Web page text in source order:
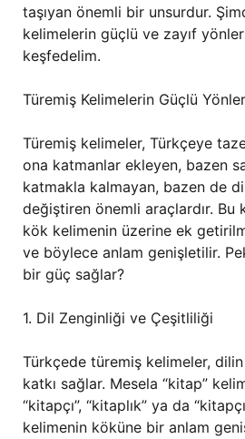
taşıyan önemli bir unsurdur.
kelimelerin güçlü ve zayıf
keşfedelim.
Türemiş Kelimelerin Güçlü
Türemiş kelimeler, Türkçeye
ona katmanlar ekleyen, bazen
katmakla kalmayan, bazen de
değiştiren önemli araçlardır. Bu
kök kelimenin üzerine ek
ve böylece anlam genişletilir.
bir güç sağlar?
1. Dil Zenginliği ve Çeşitliliği
Türkçede türemiş kelimeler,
katkı sağlar. Mesela “kitap”
“kitapçı”, “kitaplık” ya da
kelimenin köküne bir anlam